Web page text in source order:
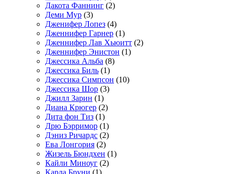
Дакота Фаннинг (2)
Деми Мур (3)
Дженифер Лопез (4)
Дженнифер Гарнер (1)
Дженнифер Лав Хьюитт (2)
Дженнифер Энистон (1)
Джессика Альба (8)
Джессика Биль (1)
Джессика Симпсон (10)
Джессика Шор (3)
Джилл Зарин (1)
Диана Крюгер (2)
Дита фон Тиз (1)
Дрю Бэрримор (1)
Дэниз Ричардс (2)
Ева Лонгория (2)
Жизель Бюндхен (1)
Кайли Миноуг (2)
Карла Бруни (1)